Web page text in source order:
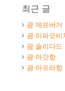
최근 글
괌 제프버거
괌 이파오비
괌 솔리다드
괌 아갓항
괌 아프라항